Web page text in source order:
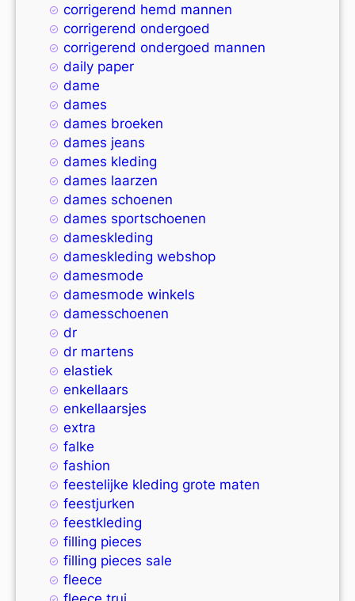
corrigerend hemd mannen
corrigerend ondergoed
corrigerend ondergoed mannen
daily paper
dame
dames
dames broeken
dames jeans
dames kleding
dames laarzen
dames schoenen
dames sportschoenen
dameskleding
dameskleding webshop
damesmode
damesmode winkels
damesschoenen
dr
dr martens
elastiek
enkellaars
enkellaarsjes
extra
falke
fashion
feestelijke kleding grote maten
feestjurken
feestkleding
filling pieces
filling pieces sale
fleece